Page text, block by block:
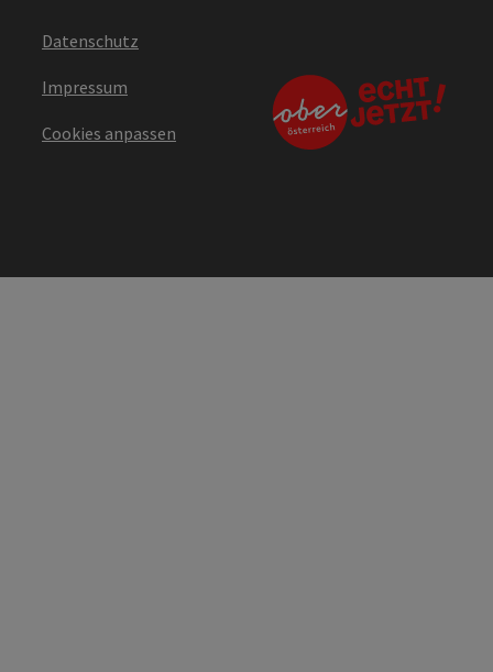
Datenschutz
Impressum
Cookies anpassen